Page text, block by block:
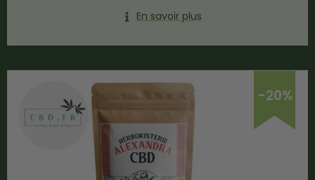
En savoir plus
-20%